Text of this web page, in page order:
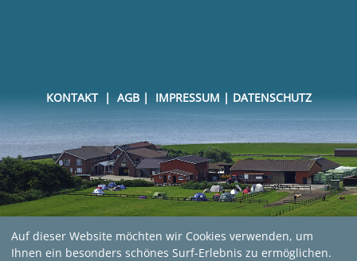
KONTAKT| AGB| IMPRESSUM | DATENSCHUTZ
Auf dieser Website möchten wir Cookies verwenden, um
Ihnen ein besonders schönes Surf-Erlebnis zu ermöglichen.